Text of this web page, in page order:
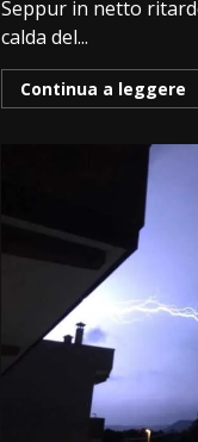
Seppur in netto
calda del...
Continua a leggere